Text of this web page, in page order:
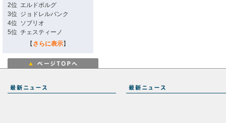
2位 エルドボルグ
3位 ジョドレルバンク
4位 ソブリオ
5位 チェスティーノ
【 さらに表示】